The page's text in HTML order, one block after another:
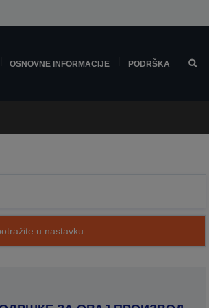
OSNOVNE INFORMACIJE PODRŠKA
u nastavku.